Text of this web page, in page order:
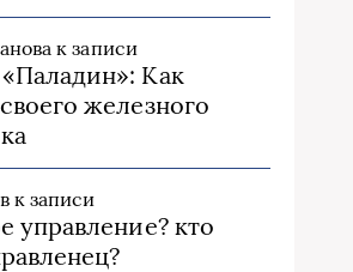
к записи
Как
железного
к записи
управление? кто